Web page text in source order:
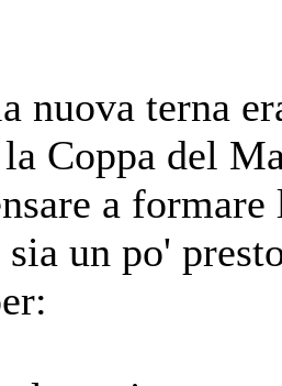
nuova terna
Coppa del
a
sia un po'